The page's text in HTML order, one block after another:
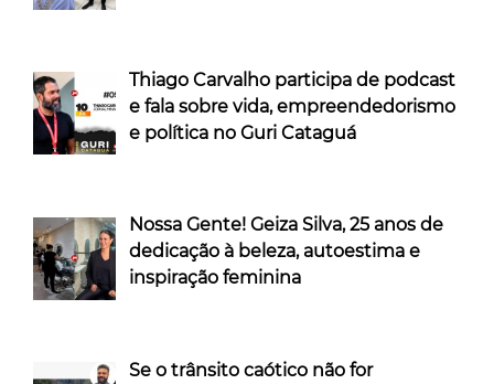
Thiago Carvalho participa de podcast
e fala sobre vida, empreendedorismo
e política no Guri Cataguá
Nossa Gente! Geiza Silva, 25 anos de
dedicação à beleza, autoestima e
inspiração feminina
Se o trânsito caótico não for